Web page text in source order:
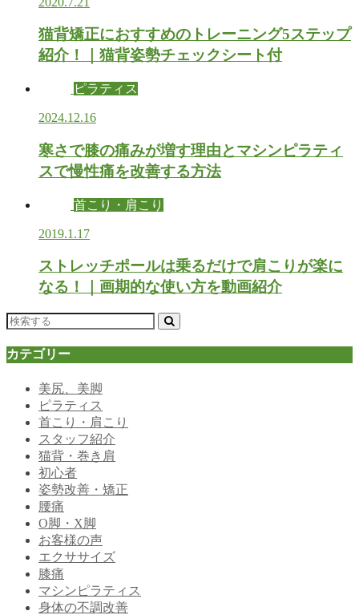
猫背矯正におすすめのトレーニング5ステップ
紹介！｜猫背姿勢チェックシート付
ピラティス
2024.12.16
寒さで膝の痛みが増す理由とマシンピラティ
スで慢性痛を改善する方法
首こり・肩こり
2019.1.17
ストレッチポールは乗るだけで肩こりが楽に
なる！｜画期的な使い方を動画紹介
カテゴリー
美尻、美脚
ピラティス
首こり・肩こり
スタッフ紹介
猫背・巻き肩
初心者
姿勢改善・矯正
腰痛
O脚・X脚
お客様の声
エクササイズ
膝痛
マシンピラティス
身体の不調改善